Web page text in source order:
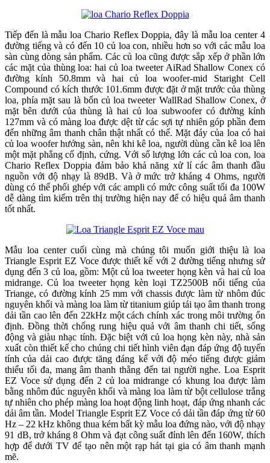
Tiếp đến là mẫu loa Chario Reflex Doppia, đây là mẫu loa center 4
đường tiếng và có đến 10 củ loa con, nhiều hơn so với các mẫu loa
sàn cùng dòng sản phẩm. Các củ loa cũng được sắp xếp ở phần lớn
các mặt của thùng loa: hai củ loa tweeter AiRad Shallow Conex có
đường kính 50.8mm và hai củ loa woofer-mid Staright Cell
Compound có kích thước 101.6mm được đặt ở mặt trước của thùng
loa, phía mặt sau là bốn củ loa tweeter WallRad Shallow Conex, ở
mặt bên dưới của thùng là hai củ loa subwoofer có đường kính
127mm và có màng loa được dệt từ các sợi tự nhiên góp phần đem
đến những âm thanh chân thật nhất có thể. Mặt đáy của loa có hai
củ loa woofer hướng sàn, nên khi kê loa, người dùng cần kê loa lên
một mặt phẳng cố định, cứng. Với số lượng lớn các củ loa con, loa
Chario Reflex Doppia đảm bảo khả năng xử lí các âm thanh đầu
nguồn với độ nhạy là 89dB. Và ở mức trở kháng 4 Ohms, người
dùng có thể phối ghép với các ampli có mức công suất tối đa 100W
dễ dàng tìm kiếm trên thị trường hiện nay để có hiệu quả âm thanh
tốt nhất.
Mẫu loa center cuối cùng mà chúng tôi muốn giới thiệu là loa
Triangle Esprit EZ Voce được thiết kế với 2 đường tiếng nhưng sử
dụng đến 3 củ loa, gồm: Một củ loa tweeter họng kèn và hai củ loa
midrange. Củ loa tweeter họng kèn loại TZ2500B nổi tiếng của
Triange, có đường kính 25 mm với chassis được làm từ nhôm đúc
nguyên khối và màng loa làm từ titanium giúp tái tạo âm thanh trong
dải tần cao lên đến 22kHz một cách chính xác trong môi trường ổn
định. Đồng thời chống rung hiệu quả với âm thanh chi tiết, sống
động và giàu nhạc tính. Đặc biệt với củ loa họng kèn này, nhà sản
xuất còn thiết kế cho chúng chi tiết hình viên đạn đáp ứng độ tuyến
tính của dải cao được tăng đáng kể với độ méo tiếng được giảm
thiểu tối đa, mang âm thanh thẳng đến tai người nghe. Loa Esprit
EZ Voce sử dụng đến 2 củ loa midrange có khung loa được làm
bằng nhôm đúc nguyên khối và màng loa làm từ bột cellulose trắng
tự nhiên cho phép màng loa hoạt động linh hoạt, đáp ứng nhanh các
dải âm tần. Model Triangle Esprit EZ Voce có dải tần đáp ứng từ 60
Hz – 22 kHz không thua kém bất kỳ mẫu loa đứng nào, với độ nhạy
91 dB, trở kháng 8 Ohm và đạt công suất đỉnh lên đến 160W, thích
hợp để dưới TV để tạo nên một rạp hát tại gia có âm thanh mạnh
mẽ.